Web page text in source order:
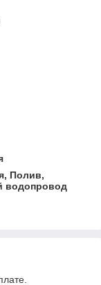
Полив,
водопровод